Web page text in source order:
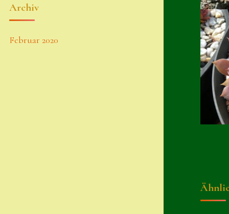
Archiv
Februar 2020